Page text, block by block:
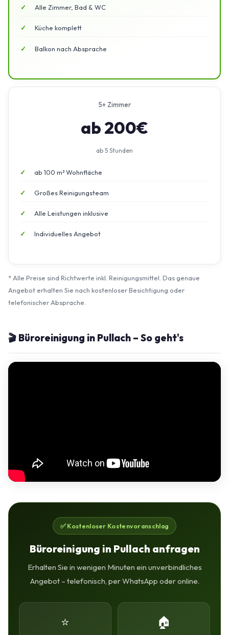
Alle Zimmer, Bad & WC
Küche komplett
Balkon nach Absprache
5+ Zimmer
ab 200€
ab 5 Stunden
ab 100 m² Wohnfläche
Großes Reinigungsteam
Alle Leistungen inklusive
Individuelles Angebot
* Alle Preise sind Richtwerte inkl. Reinigungsmittel. Das genaue
Angebot erhalten Sie nach kostenloser Besichtigung oder
telefonischer Absprache.
🎬 Büroreinigung in Pullach – So geht's
✅ Kostenloser Kostenvoranschlag
Büroreinigung in Pullach anfragen
Erhalten Sie in wenigen Minuten ein unverbindliches
Angebot – telefonisch, per WhatsApp oder online.
⭐ 🏠